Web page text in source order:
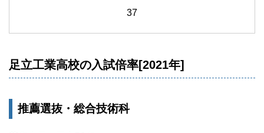
37
足立工業高校の入試倍率[2021年]
推薦選抜・総合技術科